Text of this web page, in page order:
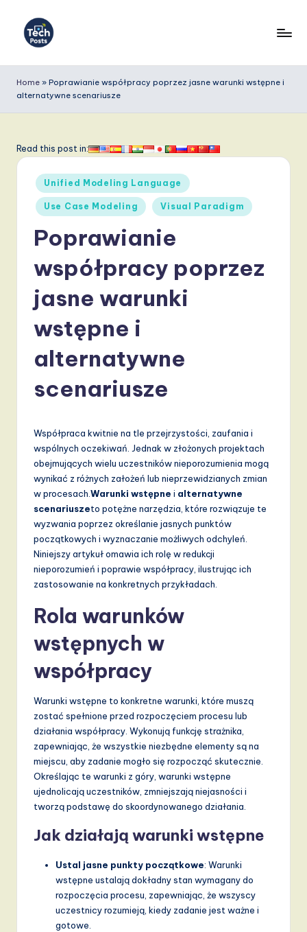
e
c
P
P
T
in
A
S
o
Home » Poprawianie współpracy poprzez jasne warunki wstępne i
alternatywne scenariusze
Read this post in:
Posted
in
Unified Modeling Language
Use Case Modeling Visual Paradigm
Poprawianie
współpracy poprzez
jasne warunki
wstępne i
alternatywne
scenariusze
Współpraca kwitnie na tle przejrzystości, zaufania i
wspólnych oczekiwań. Jednak w złożonych projektach
obejmujących wielu uczestników nieporozumienia mogą
wynikać z różnych założeń lub nieprzewidzianych zmian
w procesach. Warunki wstępne i alternatywne
scenariuszeto potężne narzędzia, które rozwiązuje te
wyzwania poprzez określanie jasnych punktów
początkowych i wyznaczanie możliwych odchyleń.
Niniejszy artykuł omawia ich rolę w redukcji
nieporozumień i poprawie współpracy, ilustrując ich
zastosowanie na konkretnych przykładach.
Rola warunków
wstępnych w
współpracy
Warunki wstępne to konkretne warunki, które muszą
zostać spełnione przed rozpoczęciem procesu lub
działania współpracy. Wykonują funkcję strażnika,
zapewniając, że wszystkie niezbędne elementy są na
miejscu, aby zadanie mogło się rozpocząć skutecznie.
Określając te warunki z góry, warunki wstępne
ujednolicają uczestników, zmniejszają niejasności i
tworzą podstawę do skoordynowanego działania.
Jak działają warunki wstępne
Ustal jasne punkty początkowe: Warunki
wstępne ustalają dokładny stan wymagany do
rozpoczęcia procesu, zapewniając, że wszyscy
uczestnicy rozumieją, kiedy zadanie jest ważne i
gotowe.